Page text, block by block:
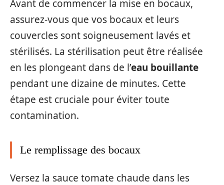
Avant de commencer la mise en bocaux,
assurez-vous que vos bocaux et leurs
couvercles sont soigneusement lavés et
stérilisés. La stérilisation peut être réalisée
en les plongeant dans de l’eau bouillante
pendant une dizaine de minutes. Cette
étape est cruciale pour éviter toute
contamination.
Le remplissage des bocaux
Versez la sauce tomate chaude dans les